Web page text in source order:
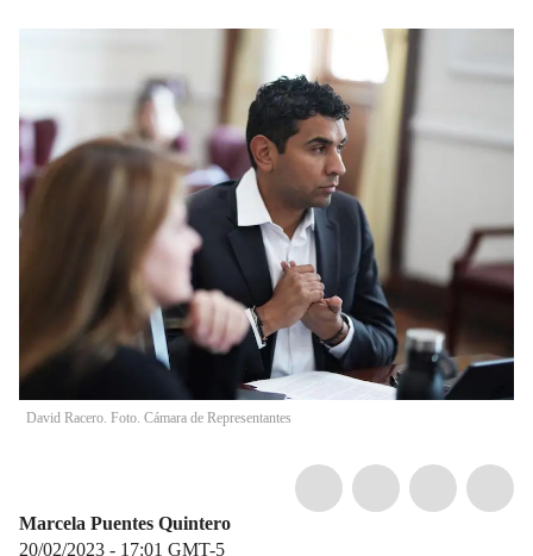
David Racero. Foto. Cámara de Representantes
Marcela Puentes Quintero
20/02/2023 - 17:01 GMT-5